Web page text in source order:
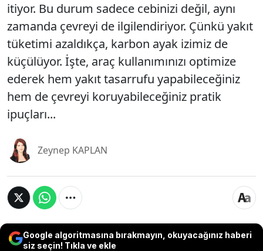
itiyor. Bu durum sadece cebinizi değil, aynı
zamanda çevreyi de ilgilendiriyor. Çünkü yakıt
tüketimi azaldıkça, karbon ayak izimiz de
küçülüyor. İşte, araç kullanımınızı optimize
ederek hem yakıt tasarrufu yapabileceğiniz
hem de çevreyi koruyabileceğiniz pratik
ipuçları...
Zeynep KAPLAN
Google algoritmasına bırakmayın, okuyacağınız haberi
siz seçin! Tıkla ve ekle